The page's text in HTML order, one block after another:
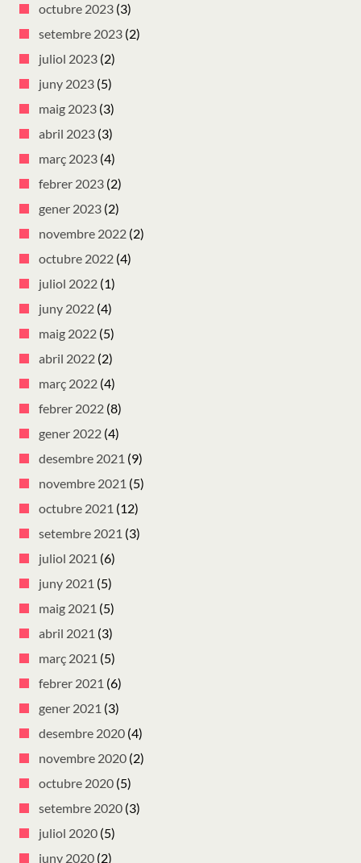
octubre 2023 (3)
setembre 2023 (2)
juliol 2023 (2)
juny 2023 (5)
maig 2023 (3)
abril 2023 (3)
març 2023 (4)
febrer 2023 (2)
gener 2023 (2)
novembre 2022 (2)
octubre 2022 (4)
juliol 2022 (1)
juny 2022 (4)
maig 2022 (5)
abril 2022 (2)
març 2022 (4)
febrer 2022 (8)
gener 2022 (4)
desembre 2021 (9)
novembre 2021 (5)
octubre 2021 (12)
setembre 2021 (3)
juliol 2021 (6)
juny 2021 (5)
maig 2021 (5)
abril 2021 (3)
març 2021 (5)
febrer 2021 (6)
gener 2021 (3)
desembre 2020 (4)
novembre 2020 (2)
octubre 2020 (5)
setembre 2020 (3)
juliol 2020 (5)
juny 2020 (2)